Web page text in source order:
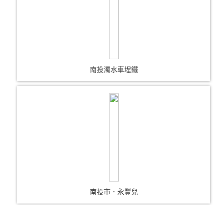
南投濁水車埕鐵
南投市．永豐兒